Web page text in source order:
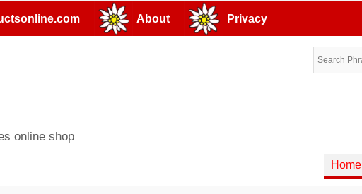
About Privacy
online shop
Home